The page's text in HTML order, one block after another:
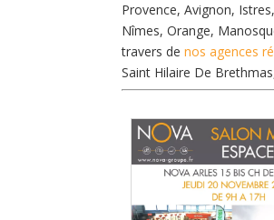
Provence, Avignon,
Nîmes, Orange,
travers denos agences
Saint Hilaire De